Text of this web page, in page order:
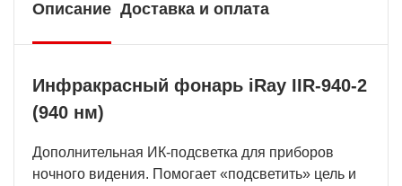
Описание Доставка и оплата
Инфракрасный фонарь iRay IIR-940-2
(940 нм)
Дополнительная ИК-подсветка для приборов
ночного видения. Помогает «подсветить» цель и